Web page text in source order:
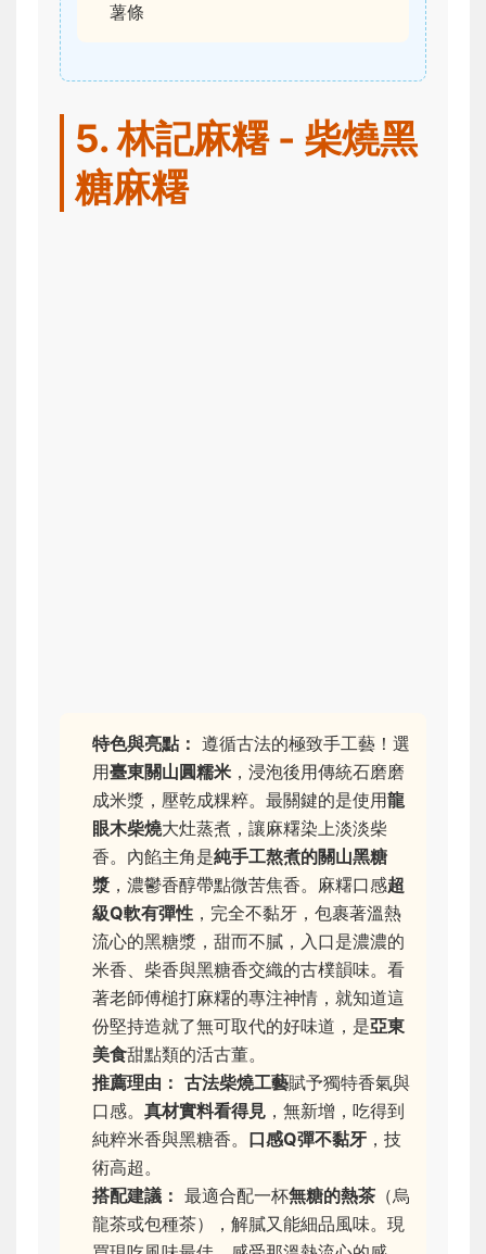
薯條
5. 林記麻糬 - 柴燒黑
糖麻糬
特色與亮點： 遵循古法的極致手工藝！選
用臺東關山圓糯米 ，浸泡後用傳統石磨磨
成米漿，壓乾成粿粹。最關鍵的是使用龍
眼木柴燒大灶蒸煮，讓麻糬染上淡淡柴
香。內餡主角是純手工熬煮的關山黑糖
漿 ，濃鬱香醇帶點微苦焦香。麻糬口感超
級Q軟有彈性 ，完全不黏牙，包裹著溫熱
流心的黑糖漿，甜而不膩，入口是濃濃的
米香、柴香與黑糖香交織的古樸韻味。看
著老師傅槌打麻糬的專注神情，就知道這
份堅持造就了無可取代的好味道，是亞東
美食甜點類的活古董。
推薦理由： 古法柴燒工藝賦予獨特香氣與
口感。 真材實料看得見 ，無新增，吃得到
純粹米香與黑糖香。 口感Q彈不黏牙 ，技
術高超。
搭配建議： 最適合配一杯無糖的熱茶 （烏
龍茶或包種茶），解膩又能細品風味。現